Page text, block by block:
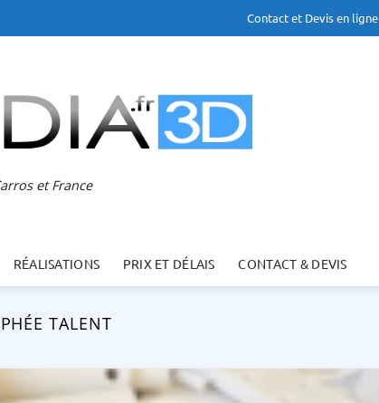
Contact et Devis en ligne
et France
RÉALISATIONS PRIX ET DÉLAIS CONTACT & DEVIS
TALENT